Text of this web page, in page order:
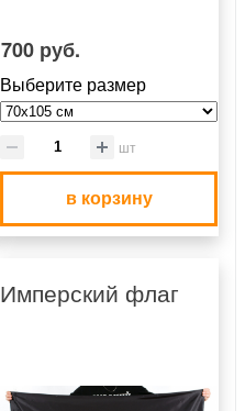
700 руб.
Выберите размер
шт
в корзину
Имперский флаг